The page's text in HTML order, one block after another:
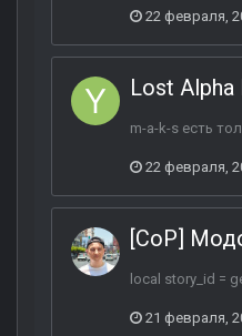
22 февраля,
Lost Alpha
m-a-k-s есть
22 февраля,
[CoP]
local story_id =
21 февраля,